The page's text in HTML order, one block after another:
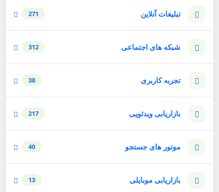
تبلیغات آنلاین 271
شبکه های اجتماعی 312
تجربه کاربری 38
بازاریابی ویدئویی 217
موتور های جستجو 40
بازاریابی موبایلی 13